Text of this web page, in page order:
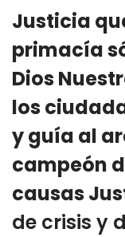
Justicia
primacía
Dios
los
y guía al
campeón
causas
de crisis y